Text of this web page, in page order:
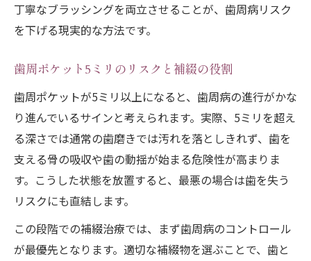
丁寧なブラッシングを両立させることが、歯周病リスク
を下げる現実的な方法です。
歯周ポケット5ミリのリスクと補綴の役割
歯周ポケットが5ミリ以上になると、歯周病の進行がかな
り進んでいるサインと考えられます。実際、5ミリを超え
る深さでは通常の歯磨きでは汚れを落としきれず、歯を
支える骨の吸収や歯の動揺が始まる危険性が高まりま
す。こうした状態を放置すると、最悪の場合は歯を失う
リスクにも直結します。
この段階での補綴治療では、まず歯周病のコントロール
が最優先となります。適切な補綴物を選ぶことで、歯と